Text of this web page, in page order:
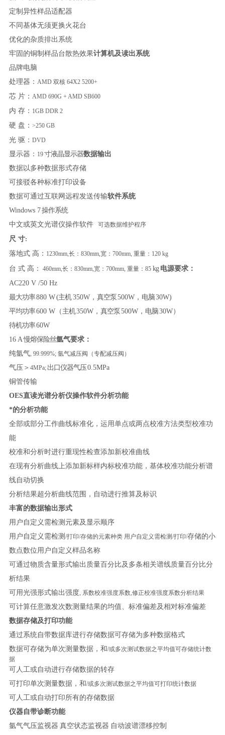
定制异性样品适配器
不同基体无须更换火花台
优化的杂质排出系统
牢固的铜制样品台散热效果计算机及读出系统
品牌电脑
处理器： AMD 双核 64X2 5200+
芯 片： AMD 690G + AMD SB600
内 存： 1GB DDR 2
硬 盘： >250 GB
光 驱： DVD
显示器： 19寸液晶显示器数据输出
数据以多种数据形式存储
可接驳各种标准打印设备
数据可通过互联网远程发送传输软件系统
Windows 7操作系统
中文或英文光谱仪操作软件可选数据维护程序
尺 寸:
落地式 高： 1230mm,长：830mm,宽：700mm, 重量：120 kg
台 式 高： 460mm,长：830mm,宽：700mm, 重量：85 kg 电源要求：
AC220 V /50 Hz
最大功率880 W(主机350W， 真空泵500W， 电脑30W)
平均功率600 W（ 主机350W， 真空泵500W， 电脑30W）
待机功率60W
16 A慢熔保险丝氩气要求：
纯氩气, 99.999%; 氩气减压阀（专配减压阀）
气压＞ 4MPa; 出口仪器气压0.5MPa
铜管传输
OES直读光谱分析仪操作软件分析功能
*的分析功能
全部或部分工作曲线标准化，运用单点或两点校准方法类型校准功
能
校准和分析时进行重现性检查添加新校准曲线
在现有分析曲线上添加新标样内标校准功能，基体校准功能分析谱
线自动切换
分析结果超分析曲线范围，自动进行推算及标识
丰富的数据输出形式
用户自定义需检测元素及显示顺序
用户自定义需检测 /打印/存储的元素种类 用户自定义需检测/打印/存储的小
数点数位 用户自定义样品名称
可通过物质含量形式输出质量百分比及多条相关谱线质量百分比分
析结果
可用光强形式输出强度, 系数校准强度系数,修正校准强度系数分析结果
可计算任意激发次数测量结果的均值、标准偏差及相对标准偏差
数据存储及打印功能
通过系统自带数据库进行存储数据可存储为多种数据格式
数据可存储为单次测量数据，和/或多次测试数据之平均值可存储统计数
据
可人工或自动进行存储数据的转存
可打印单次测量数据，和/或多次测试数据之平均值可打印统计数据
可人工或自动打印所有的存储数据
仪器自带诊断功能
氩气气压监视器 真空状态监视器 自动波谱漂移控制